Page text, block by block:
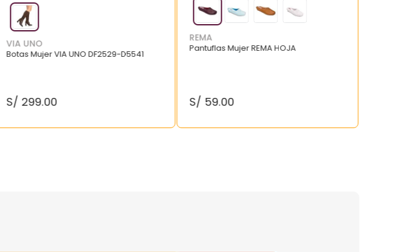
VIA UNO
Botas Mujer VIA UNO DF2529-D5541
S/ 299.00
REMA
Pantuflas Mujer REMA HOJA
S/ 59.00